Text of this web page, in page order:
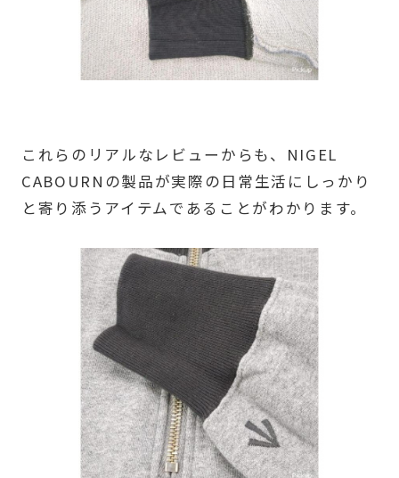
これらのリアルなレビューからも、NIGEL
CABOURNの製品が実際の日常生活にしっかり
と寄り添うアイテムであることがわかります。